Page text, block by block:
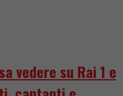
vedere su Rai 1 e